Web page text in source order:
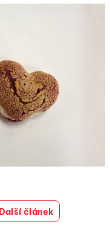
Další článek